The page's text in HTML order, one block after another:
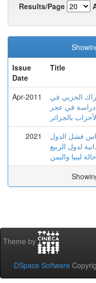
Results/Page
Issue
Date
Title
Apr-2011
الحزبي في
دراسة في عجز
بالجزائر
2021
فشل الدول
لدول الربيع
ليبيا واليمن
Theme by
DSpace Software